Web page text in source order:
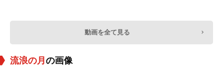
動画を全て見る
流浪の月 の画像